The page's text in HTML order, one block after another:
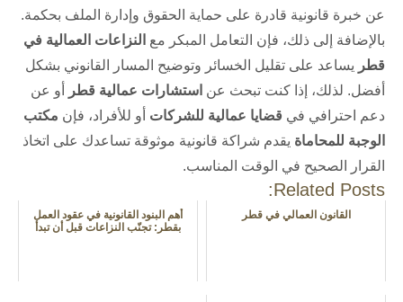
عن خبرة قانونية قادرة على حماية الحقوق وإدارة الملف بحكمة.
بالإضافة إلى ذلك، فإن التعامل المبكر مع النزاعات العمالية في
قطر يساعد على تقليل الخسائر وتوضيح المسار القانوني بشكل
أفضل. لذلك، إذا كنت تبحث عن استشارات عمالية قطر
أو عن
دعم احترافي في قضايا عمالية للشركات أو للأفراد، فإن مكتب
الوجبة للمحاماة يقدم شراكة قانونية موثوقة تساعدك على اتخاذ
القرار الصحيح في الوقت المناسب.
Related Posts:
القانون العمالي في قطر
أهم البنود القانونية في عقود العمل
بقطر: تجنّب النزاعات قبل أن تبدأ